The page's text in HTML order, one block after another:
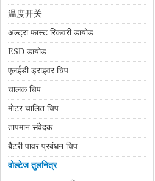
温度开关
अल्ट्रा फास्ट रिकवरी डायोड
ESD डायोड
एलईडी ड्राइवर चिप
चालक चिप
मोटर चालित चिप
तापमान संवेदक
बैटरी पावर प्रबंधन चिप
वोल्टेज तुलनित्र